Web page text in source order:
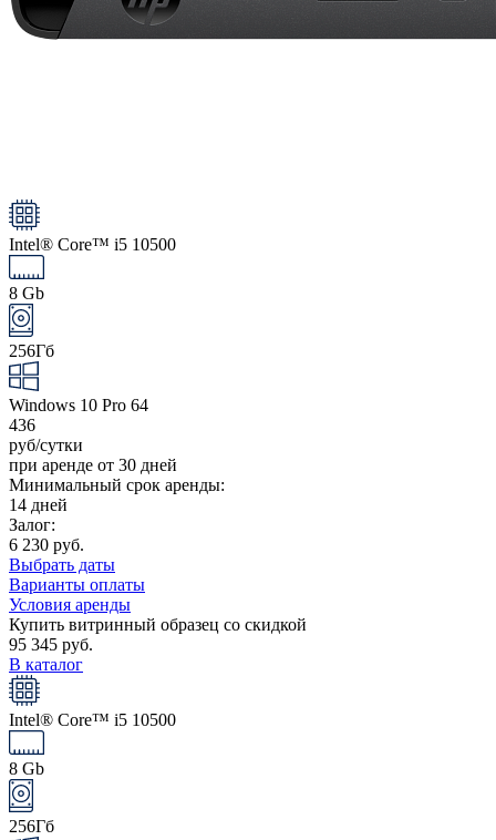
Intel® Core™ i5 10500
8 Gb
256Гб
Windows 10 Pro 64
436
руб/сутки
при аренде от 30 дней
Минимальный срок аренды:
14 дней
Залог:
6 230 руб.
Выбрать даты
Варианты оплаты
Условия аренды
Купить витринный образец со скидкой
95 345 руб.
В каталог
Intel® Core™ i5 10500
8 Gb
256Гб